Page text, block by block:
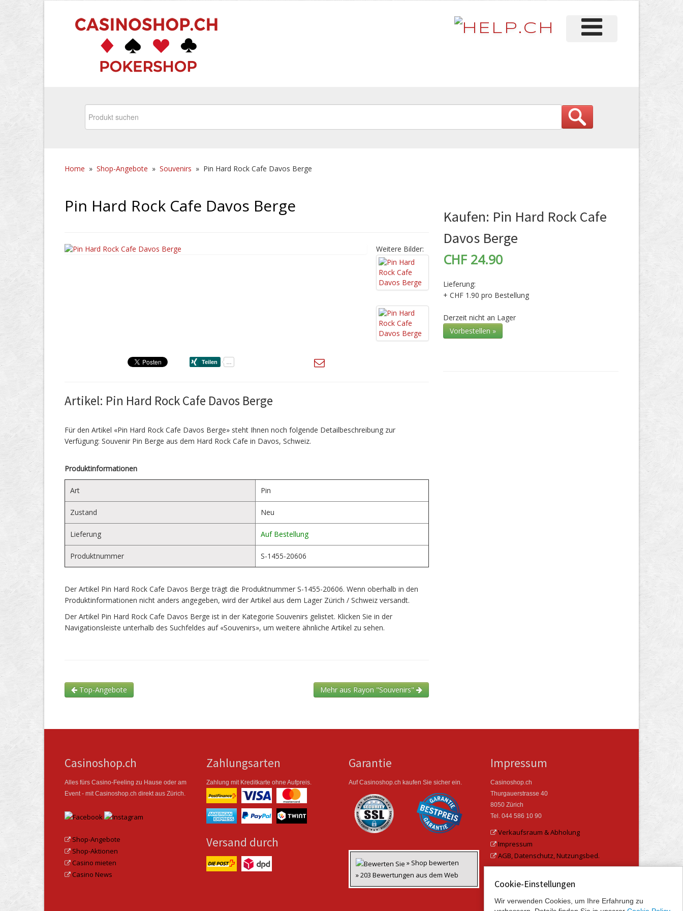
Home » Shop-Angebote » Souvenirs » Pin Hard Rock Cafe Davos Berge
Pin Hard Rock Cafe Davos Berge
Weitere Bilder:
Artikel: Pin Hard Rock Cafe Davos Berge
Für den Artikel «Pin Hard Rock Cafe Davos Berge» steht Ihnen noch folgende Detailbeschreibung zur
Verfügung: Souvenir Pin Berge aus dem Hard Rock Cafe in Davos, Schweiz.
Produktinformationen
Art Pin
Zustand Neu
Lieferung Auf Bestellung
Produktnummer S-1455-20606
Der Artikel Pin Hard Rock Cafe Davos Berge trägt die Produktnummer S-1455-20606. Wenn oberhalb in den
Produktinformationen nicht anders angegeben, wird der Artikel aus dem Lager Zürich / Schweiz versandt.
Der Artikel Pin Hard Rock Cafe Davos Berge ist in der Kategorie Souvenirs gelistet. Klicken Sie in der
Navigationsleiste unterhalb des Suchfeldes auf «Souvenirs», um weitere ähnliche Artikel zu sehen.
Top-Angebote Mehr aus Rayon "Souvenirs"
Kaufen: Pin Hard Rock Cafe
Davos Berge
CHF 24.90
Lieferung:
+ CHF 1.90 pro Bestellung
Derzeit nicht an Lager
Vorbestellen »
Casinoshop.ch
Alles fürs Casino-Feeling zu Hause oder am
Event - mit Casinoshop.ch direkt aus Zürich.
Shop-Angebote
Shop-Aktionen
Casino mieten
Casino News
Zahlungsarten
Zahlung mit Kreditkarte ohne Aufpreis.
Versand durch
Garantie
Auf Casinoshop.ch kaufen Sie sicher ein.
» Shop bewerten
» 203 Bewertungen aus dem Web
Impressum
Casinoshop.ch
Thurgauerstrasse 40
8050 Zürich
Tel. 044 586 10 90
Verkaufsraum & Abholung
Impressum
AGB, Datenschutz, Nutzungsbed.
Cookie-Einstellungen
Wir verwenden Cookies, um Ihre Erfahrung zu